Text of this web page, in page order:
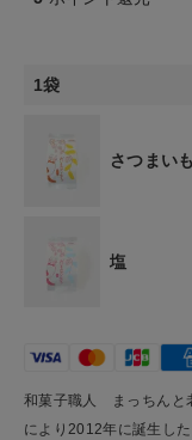
特集
お問い合わせ
1袋
さつまいも
塩
和菓子職人 まっちんと
により2012年に誕生した